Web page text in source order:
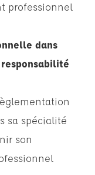
professionnel
dans
sa spécialité
son